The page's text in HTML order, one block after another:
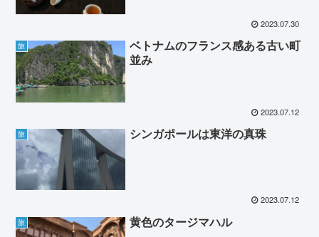
2023.07.30
旅
ベトナムのフランス感ある古い町
並み
2023.07.12
旅 シンガポールは東洋の真珠
2023.07.12
旅 黄色のタージマハル